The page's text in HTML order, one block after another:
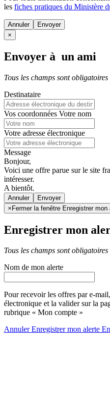
les fiches pratiques du Ministère
Annuler
×
Envoyer à un ami
Tous les champs sont obligatoires
Destinataire
Vos coordonnées Votre nom
Votre adresse électronique
Message
Bonjour,
Voici une offre parue sur le site
intéresser.
A bientôt.
Annuler
×Fermer la fenêtre Enregistrer mon
Enregistrer mon
Tous les champs sont obligatoires
Nom de mon alerte
Pour recevoir les offres par e-
électronique et la valider sur la
rubrique « Mon compte »
AnnulerEnregistrer mon alerte